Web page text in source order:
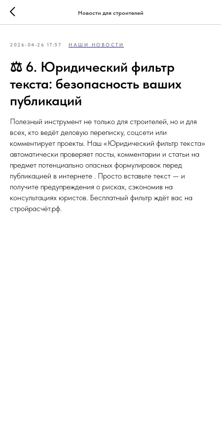
Новости для строителей
2026-04-26 17:57 НАШИ НОВОСТИ
⚖️ 6. Юридический фильтр
текста: безопасность ваших
публикаций
Полезный инструмент не только для строителей, но и для
всех, кто ведёт деловую переписку, соцсети или
комментирует проекты. Наш «Юридический фильтр текста»
автоматически проверяет посты, комментарии и статьи на
предмет потенциально опасных формулировок перед
публикацией в интернете . Просто вставьте текст — и
получите предупреждения о рисках, сэкономив на
консультациях юристов. Бесплатный фильтр ждёт вас на
стройрасчёт.рф.